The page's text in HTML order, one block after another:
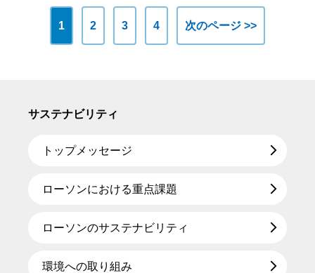
1 2 3 4 次のページ >>
サステナビリティ
トップメッセージ
ローソンにおける重点課題
ローソンのサステナビリティ
環境への取り組み